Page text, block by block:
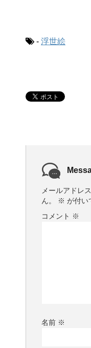
- 浮世絵
メールアドレ
ん。
※ が付い
コメント ※
名前 ※